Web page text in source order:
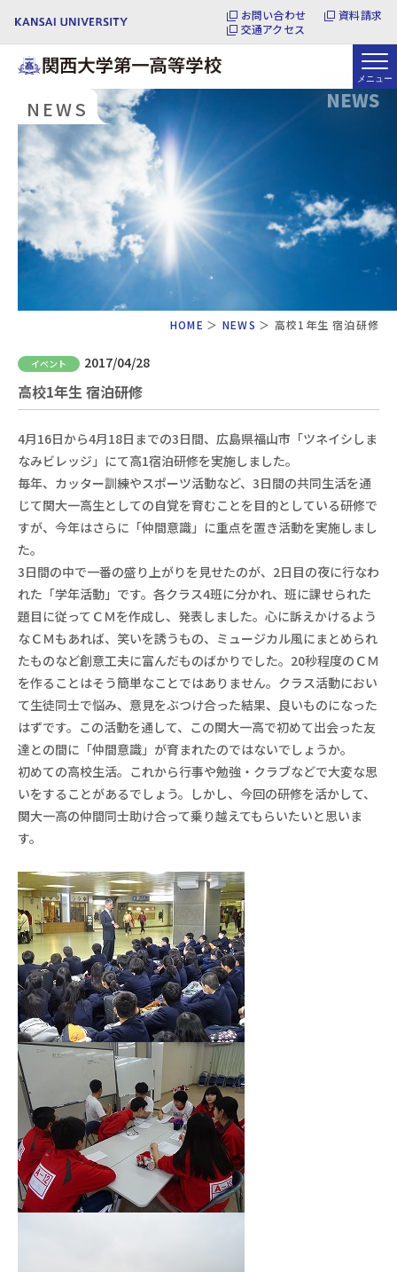
お問い合わせ
資料請求
交通アクセス
NEWS
NEWS
HOME NEWS 高校1年生 宿泊研修
イベント 2017/04/28
高校1年生 宿泊研修
4月16日から4月18日までの3日間、広島県福山市「ツネイシしま
なみビレッジ」にて高1宿泊研修を実施しました。
毎年、カッター訓練やスポーツ活動など、3日間の共同生活を通
じて関大一高生としての自覚を育むことを目的としている研修で
すが、今年はさらに「仲間意識」に重点を置き活動を実施しまし
た。
3日間の中で一番の盛り上がりを見せたのが、2日目の夜に行なわ
れた「学年活動」です。各クラス4班に分かれ、班に課せられた
題目に従ってＣＭを作成し、発表しました。心に訴えかけるよう
なＣＭもあれば、笑いを誘うもの、ミュージカル風にまとめられ
たものなど創意工夫に富んだものばかりでした。20秒程度のＣＭ
を作ることはそう簡単なことではありません。クラス活動におい
て生徒同士で悩み、意見をぶつけ合った結果、良いものになった
はずです。この活動を通して、この関大一高で初めて出会った友
達との間に「仲間意識」が育まれたのではないでしょうか。
初めての高校生活。これから行事や勉強・クラブなどで大変な思
いをすることがあるでしょう。しかし、今回の研修を活かして、
関大一高の仲間同士助け合って乗り越えてもらいたいと思いま
す。